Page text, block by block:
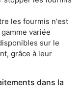
les fourmis n'est
variée
sur le
grâce à leur
dans la